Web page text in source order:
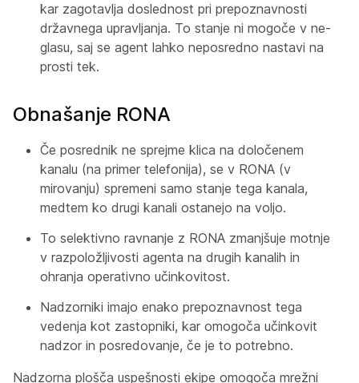
kar zagotavlja doslednost pri prepoznavnosti
državnega upravljanja. To stanje ni mogoče v ne-
glasu, saj se agent lahko neposredno nastavi na
prosti tek.
Obnašanje RONA
Če posrednik ne sprejme klica na določenem
kanalu (na primer telefonija), se v RONA (v
mirovanju) spremeni samo stanje tega kanala,
medtem ko drugi kanali ostanejo na voljo.
To selektivno ravnanje z RONA zmanjšuje motnje
v razpoložljivosti agenta na drugih kanalih in
ohranja operativno učinkovitost.
Nadzorniki imajo enako prepoznavnost tega
vedenja kot zastopniki, kar omogoča učinkovit
nadzor in posredovanje, če je to potrebno.
Nadzorna plošča uspešnosti ekipe omogoča mrežni